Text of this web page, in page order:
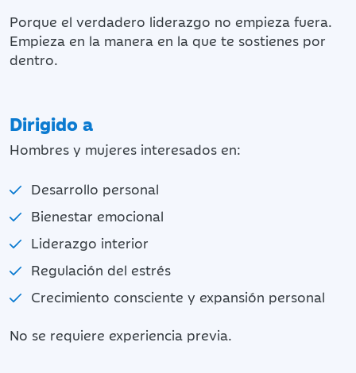
Porque el verdadero liderazgo no empieza fuera.
Empieza en la manera en la que te sostienes por
dentro.
Dirigido a
Hombres y mujeres interesados en:
Desarrollo personal
Bienestar emocional
Liderazgo interior
Regulación del estrés
Crecimiento consciente y expansión personal
No se requiere experiencia previa.